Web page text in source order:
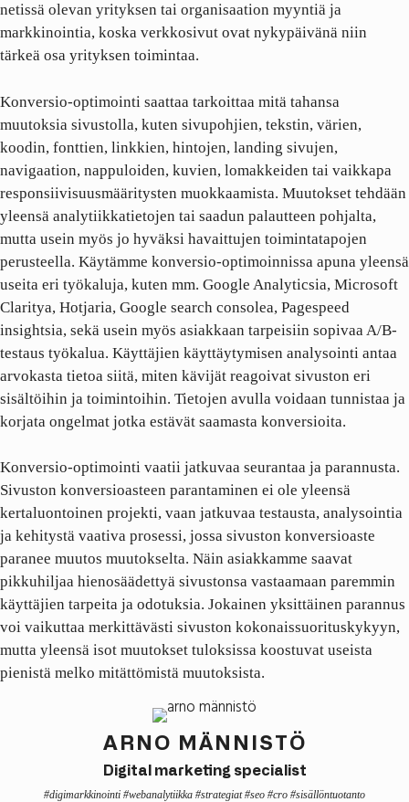
netissä olevan yrityksen tai organisaation myyntiä ja
markkinointia, koska verkkosivut ovat nykypäivänä niin
tärkeä osa yrityksen toimintaa.
Konversio-optimointi saattaa tarkoittaa mitä tahansa
muutoksia sivustolla, kuten sivupohjien, tekstin, värien,
koodin, fonttien, linkkien, hintojen, landing sivujen,
navigaation, nappuloiden, kuvien, lomakkeiden tai vaikkapa
responsiivisuusmääritysten muokkaamista. Muutokset tehdään
yleensä analytiikkatietojen tai saadun palautteen pohjalta,
mutta usein myös jo hyväksi havaittujen toimintatapojen
perusteella. Käytämme konversio-optimoinnissa apuna yleensä
useita eri työkaluja, kuten mm. Google Analyticsia, Microsoft
Claritya, Hotjaria, Google search consolea, Pagespeed
insightsia, sekä usein myös asiakkaan tarpeisiin sopivaa A/B-
testaus työkalua. Käyttäjien käyttäytymisen analysointi antaa
arvokasta tietoa siitä, miten kävijät reagoivat sivuston eri
sisältöihin ja toimintoihin. Tietojen avulla voidaan tunnistaa ja
korjata ongelmat jotka estävät saamasta konversioita.
Konversio-optimointi vaatii jatkuvaa seurantaa ja parannusta.
Sivuston konversioasteen parantaminen ei ole yleensä
kertaluontoinen projekti, vaan jatkuvaa testausta, analysointia
ja kehitystä vaativa prosessi, jossa sivuston konversioaste
paranee muutos muutokselta. Näin asiakkamme saavat
pikkuhiljaa hienosäädettyä sivustonsa vastaamaan paremmin
käyttäjien tarpeita ja odotuksia. Jokainen yksittäinen parannus
voi vaikuttaa merkittävästi sivuston kokonaissuorituskykyyn,
mutta yleensä isot muutokset tuloksissa koostuvat useista
pienistä melko mitättömistä muutoksista.
ARNO MÄNNISTÖ
Digital marketing specialist
#digimarkkinointi #webanalytiikka #strategiat #seo #cro #sisällöntuotanto